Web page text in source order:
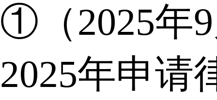
①（2025年
2025年申请